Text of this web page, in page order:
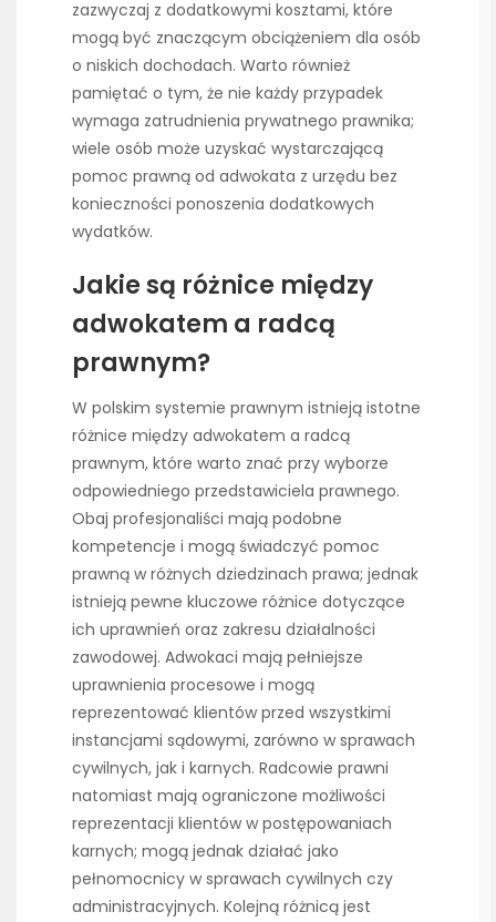
zazwyczaj z dodatkowymi kosztami, które
mogą być znaczącym obciążeniem dla osób
o niskich dochodach. Warto również
pamiętać o tym, że nie każdy przypadek
wymaga zatrudnienia prywatnego prawnika;
wiele osób może uzyskać wystarczającą
pomoc prawną od adwokata z urzędu bez
konieczności ponoszenia dodatkowych
wydatków.
Jakie są różnice między
adwokatem a radcą
prawnym?
W polskim systemie prawnym istnieją istotne
różnice między adwokatem a radcą
prawnym, które warto znać przy wyborze
odpowiedniego przedstawiciela prawnego.
Obaj profesjonaliści mają podobne
kompetencje i mogą świadczyć pomoc
prawną w różnych dziedzinach prawa; jednak
istnieją pewne kluczowe różnice dotyczące
ich uprawnień oraz zakresu działalności
zawodowej. Adwokaci mają pełniejsze
uprawnienia procesowe i mogą
reprezentować klientów przed wszystkimi
instancjami sądowymi, zarówno w sprawach
cywilnych, jak i karnych. Radcowie prawni
natomiast mają ograniczone możliwości
reprezentacji klientów w postępowaniach
karnych; mogą jednak działać jako
pełnomocnicy w sprawach cywilnych czy
administracyjnych. Kolejną różnicą jest